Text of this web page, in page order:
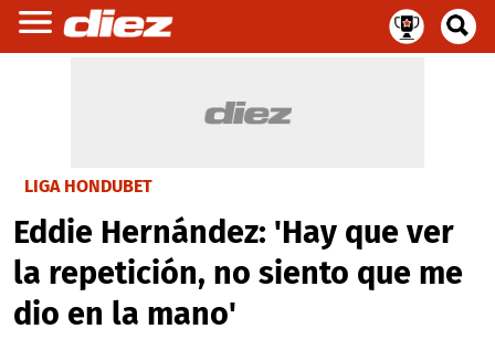
LIGA HONDUBET
Eddie Hernández: 'Hay que ver
la repetición, no siento que me
dio en la mano'